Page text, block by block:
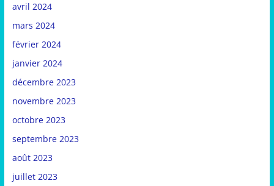
avril 2024
mars 2024
février 2024
janvier 2024
décembre 2023
novembre 2023
octobre 2023
septembre 2023
août 2023
juillet 2023